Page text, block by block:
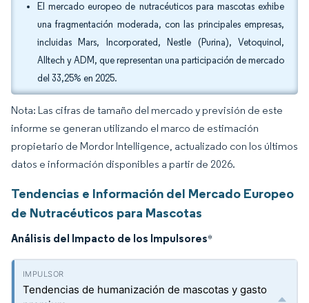
El mercado europeo de nutracéuticos para mascotas exhibe
una fragmentación moderada, con las principales empresas,
incluidas Mars, Incorporated, Nestle (Purina), Vetoquinol,
Alltech y ADM, que representan una participación de mercado
del 33,25% en 2025.
Nota: Las cifras de tamaño del mercado y previsión de este
informe se generan utilizando el marco de estimación
propietario de Mordor Intelligence, actualizado con los últimos
datos e información disponibles a partir de 2026.
Tendencias e Información del Mercado Europeo
de Nutracéuticos para Mascotas
Análisis del Impacto de los Impulsores*
Tendencias de humanización de mascotas y gasto